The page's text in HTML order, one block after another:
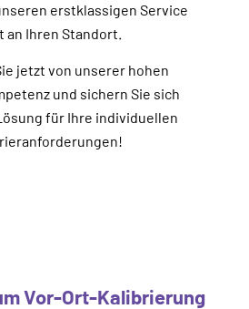
erstklassigen Service
an Ihren Standort.
jetzt von unserer hohen
und sichern Sie sich
für Ihre individuellen
Vor-Ort-Kalibrierung